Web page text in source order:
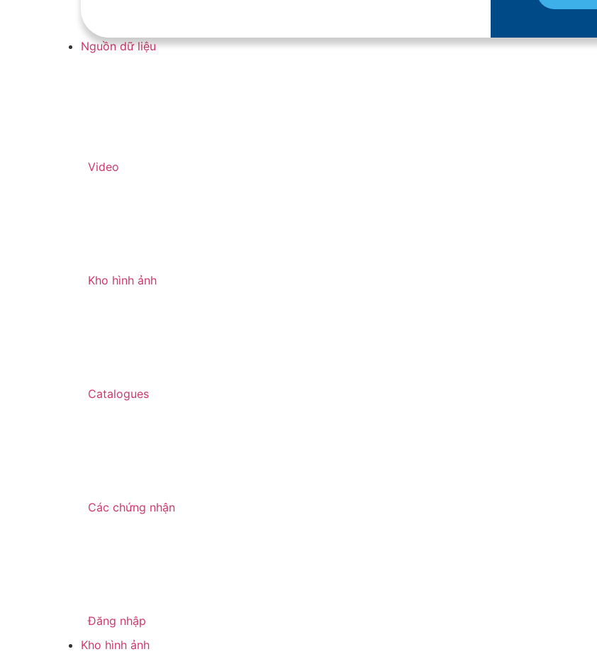
Nguồn dữ liệu
Video
Kho hình ảnh
Catalogues
Các chứng nhận
Đăng nhập
Kho hình ảnh